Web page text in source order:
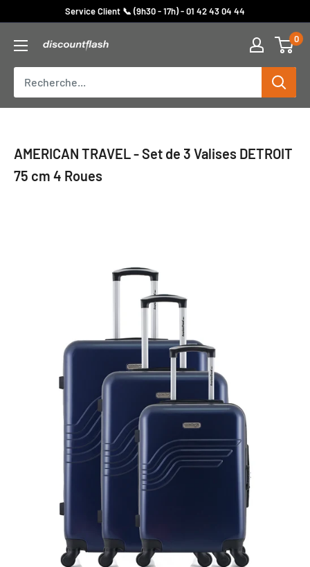
contenu
Service Client 📞 (9h30 - 17h) - 01 42 43 04 44
Discount
Flash
0
AMERICAN TRAVEL - Set de 3 Valises DETROIT
75 cm 4 Roues